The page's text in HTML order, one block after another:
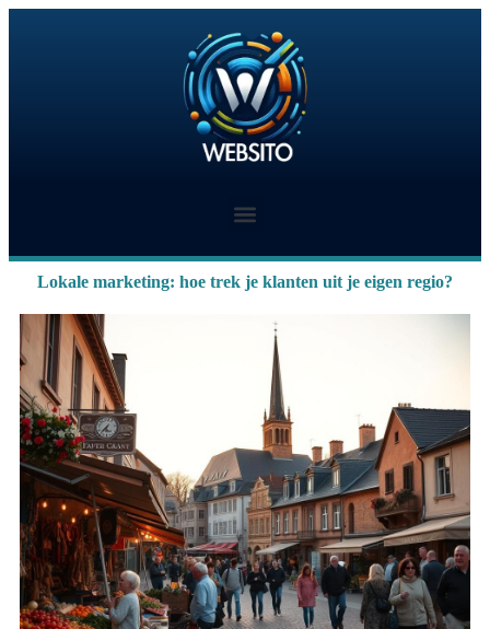
Lokale marketing: hoe trek je klanten uit je eigen regio?